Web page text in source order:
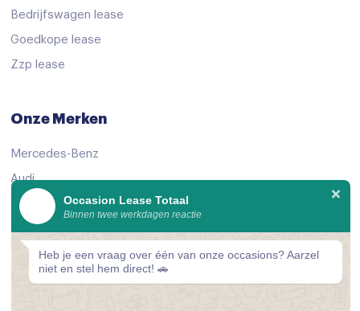
Vermoeidheids herkenning
Vermoeidheids herkenning
kunstlederen/stof bekleding
lendesteun(en) verstelbaar
Rijstrooksensor met correctie
Bedrijfswagen lease
Goedkope lease
Zzp lease
Onze Merken
Mercedes-Benz
Audi
Volkswagen
Peugeot
Bekijk alle merken
Occasion Lease Totaal
Binnen twee werkdagen reactie
Heb je een vraag over één van onze occasions? Aarzel
niet en stel hem direct! 🚗